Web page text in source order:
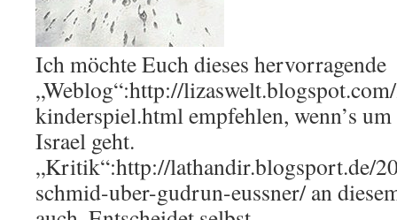
Ich möchte Euch dieses hervorragende
„Weblog“:http://
kinderspiel.html empfehlen, wenn’s
Israel geht.
„Kritik“:http://lathandir.blogsport.de/
schmid-uber-gudrun-eussner/ an